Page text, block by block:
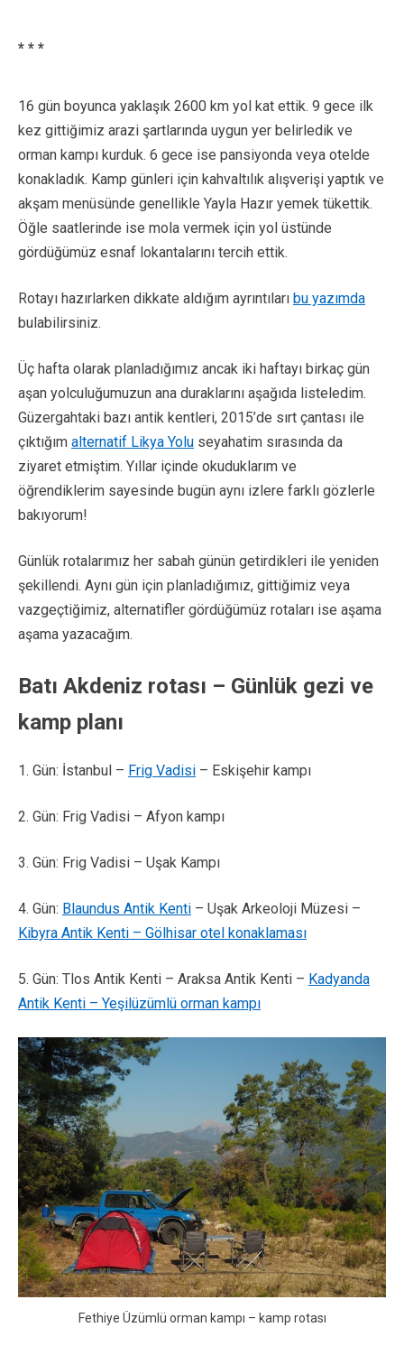
* * *
16 gün boyunca yaklaşık 2600 km yol kat ettik. 9 gece ilk
kez gittiğimiz arazi şartlarında uygun yer belirledik ve
orman kampı kurduk. 6 gece ise pansiyonda veya otelde
konakladık. Kamp günleri için kahvaltılık alışverişi yaptık ve
akşam menüsünde genellikle Yayla Hazır yemek tükettik.
Öğle saatlerinde ise mola vermek için yol üstünde
gördüğümüz esnaf lokantalarını tercih ettik.
Rotayı hazırlarken dikkate aldığım ayrıntıları bu yazımda
bulabilirsiniz.
Üç hafta olarak planladığımız ancak iki haftayı birkaç gün
aşan yolculuğumuzun ana duraklarını aşağıda listeledim.
Güzergahtaki bazı antik kentleri, 2015’de sırt çantası ile
çıktığım alternatif Likya Yolu seyahatim sırasında da
ziyaret etmiştim. Yıllar içinde okuduklarım ve
öğrendiklerim sayesinde bugün aynı izlere farklı gözlerle
bakıyorum!
Günlük rotalarımız her sabah günün getirdikleri ile yeniden
şekillendi. Aynı gün için planladığımız, gittiğimiz veya
vazgeçtiğimiz, alternatifler gördüğümüz rotaları ise aşama
aşama yazacağım.
Batı Akdeniz rotası – Günlük gezi ve
kamp planı
1. Gün: İstanbul – Frig Vadisi – Eskişehir kampı
2. Gün: Frig Vadisi – Afyon kampı
3. Gün: Frig Vadisi – Uşak Kampı
4. Gün: Blaundus Antik Kenti – Uşak Arkeoloji Müzesi –
Kibyra Antik Kenti – Gölhisar otel konaklaması
5. Gün: Tlos Antik Kenti – Araksa Antik Kenti – Kadyanda
Antik Kenti – Yeşilüzümlü orman kampı
Fethiye Üzümlü orman kampı – kamp rotası